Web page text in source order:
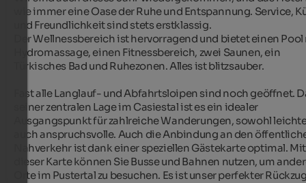
wie immer eine Oase der Ruhe und Entspannung. Service,
und Freundlichkeit sind stets erstklassig.
Der Wellnessbereich ist hervorragend und bietet einen
Hydromassage, einen Fitnessbereich, zwei Saunen, ein
Türkisches Bad und Ruhezonen. Alles ist blitzsauber.
Fast alle Langlauf- und Abfahrtsloipen sind noch geöffnet.
seiner zentralen Lage im Casiestal ist es ein idealer
Ausgangspunkt für zahlreiche Wanderungen, sowohl
auch anspruchsvolle. Auch die Anbindung an den
Nahverkehr ist dank einer speziellen Gästekarte optimal. Mit
dieser Karte können Sie Busse und Bahnen nutzen, um
Orte im Pustertal zu besuchen. Es ist unser perfekter